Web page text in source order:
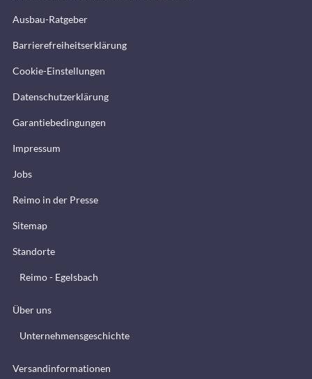
Ausbau-Ratgeber
Barrierefreiheitserklärung
Cookie-Einstellungen
Datenschutzerklärung
Garantiebedingungen
Impressum
Jobs
Reimo in der Presse
Sitemap
Standorte
Reimo - Egelsbach
Über uns
Unternehmensgeschichte
Versandinformationen